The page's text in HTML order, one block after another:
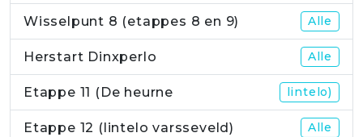
Wisselpunt 8 (etappes 8 en 9) Alle
Herstart Dinxperlo Alle
Etappe 11 (De heurne lintelo)
Etappe 12 (lintelo varsseveld) Alle